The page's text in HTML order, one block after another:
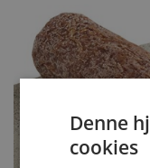
Denne
cookies